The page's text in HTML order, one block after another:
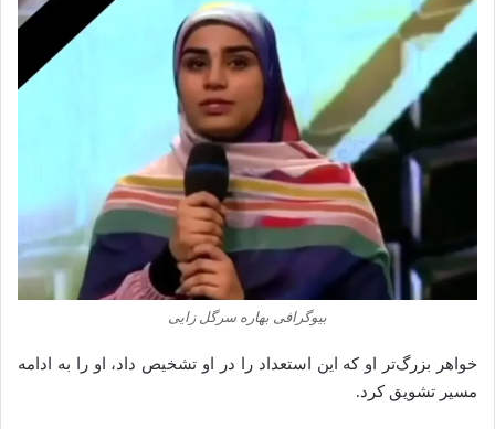
بیوگرافی بهاره سرگل زایی
خواهر بزرگ‌تر او که این استعداد را در او تشخیص داد، او را به ادامه
مسیر تشویق کرد.